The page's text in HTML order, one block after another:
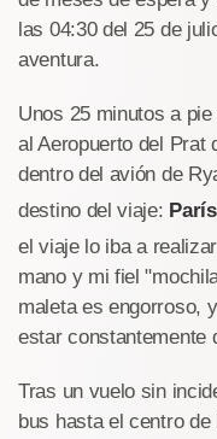
las 04:30 del 25 de
aventura.
Unos 25 minutos a
al Aeropuerto del Prat
dentro del avión de
destino del viaje: París
el viaje lo iba a
mano y mi fiel
maleta es engorroso,
estar constantemente
Tras un vuelo sin
bus hasta el centro